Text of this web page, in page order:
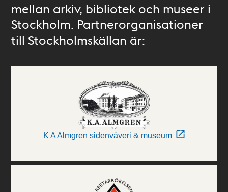
mellan arkiv, bibliotek och museer i
Stockholm. Partnerorganisationer
till Stockholmskällan är:
K A Almgren sidenväveri & museum